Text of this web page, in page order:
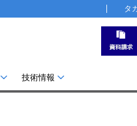
タ
技術情報